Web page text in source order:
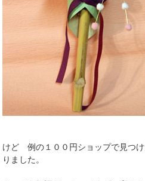
けど 例の１００円ショップで見つ
りました。